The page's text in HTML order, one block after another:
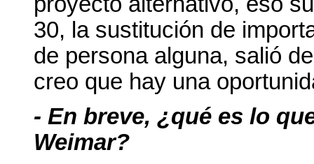
30, la sustitución de
de persona alguna, salió
creo que hay una
- En breve, ¿qué es lo
Weimar?